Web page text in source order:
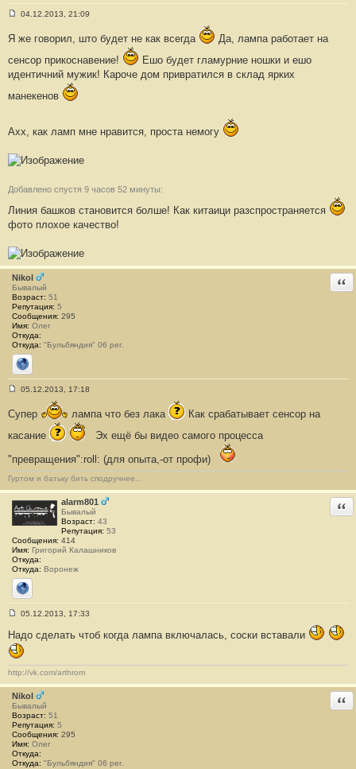
о
щ
н
е
2
04.12.2013, 21:09
Я же говорил, што будет не как всегда
Да, лампа работает на
сенсор прикоснавение!
Ешо будет гламурние ношки и ешо
идентичний мужик! Кароче дом привратился в склад ярких
манекенов
Ахх, как ламп мне нравится, проста немогу
Добавлено спустя 9 часов 52 минуты:
Линия башков становится болше! Как китаици разспространяется
фото плохое качество!
Nikol
Бывалый
Возраст: 51
Репутация: 5
Сообщения: 295
Имя: Олег
Откуда:
Откуда: "Бульбяндия" 06 рег.
Сайт
о
щ
и
е
#
2
0
3
05.12.2013, 17:18
Супер лампа что без лака
Как срабатывает сенсор на
касание
Эх ещё бы видео самого процесса
"превращения":roll: (для опыта,-от профи)
Гуртом и батьку бить сподручнее...
alarm801
Бывалый
Возраст: 43
Репутация: 53
Сообщения: 414
Имя: Григорий Калашников
Откуда:
Откуда: Воронеж
Сайт
о
б
щ
е
н
и
е
#
2
0
4
05.12.2013, 17:33
Надо сделать чтоб когда лампа включалась, соски вставали
http://vk.com/arthrom
Nikol
Бывалый
Возраст: 51
Репутация: 5
Сообщения: 295
Имя: Олег
Откуда:
Откуда: "Бульбяндия" 06 рег.